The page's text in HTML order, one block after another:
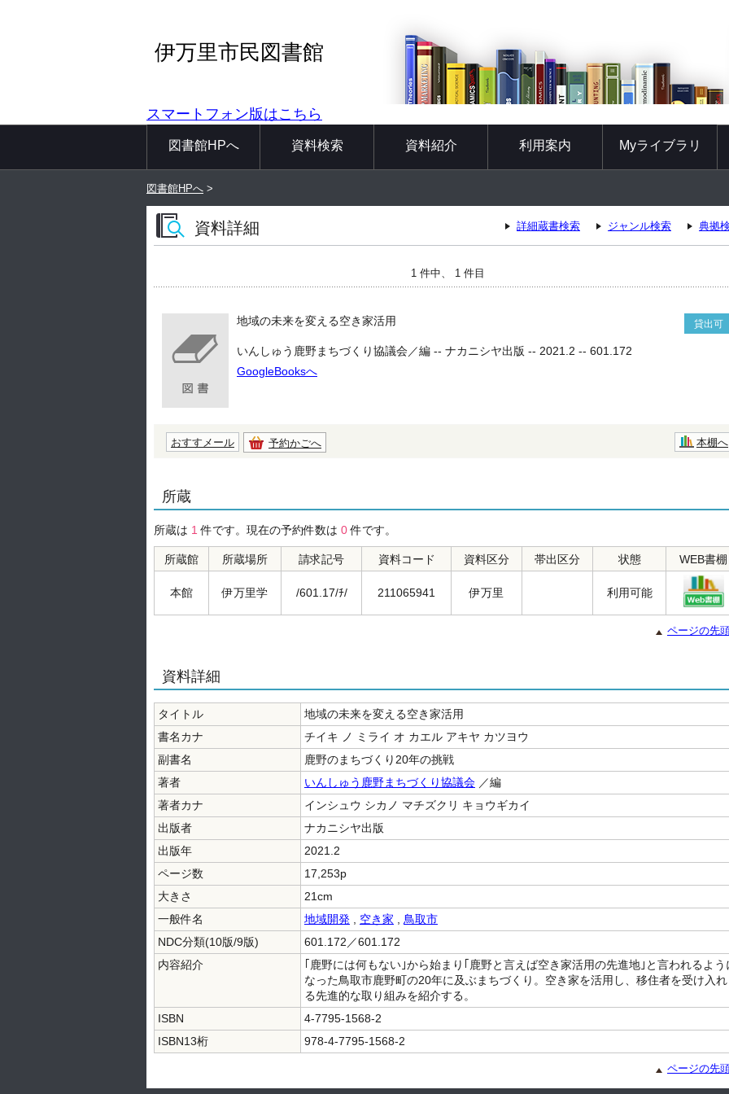
伊万里市民図書館
スマートフォン版はこちら
図書館HPへ 資料検索 資料紹介 利用案内 Myライブラリ
図書館HPへ >
資料詳細 詳細蔵書検索 ジャンル検索 典拠
1 件中、 1 件目
地域の未来を変える空き家活用 貸出可
いんしゅう鹿野まちづくり協議会／編 -- ナカニシヤ出版 -- 2021.2 -- 601.172
GoogleBooksへ
おすすメール 予約かごへ 本棚へ
所蔵
所蔵は 1 件です。現在の予約件数は 0件です。
所蔵館 所蔵場所 請求記号 資料コード 資料区分 帯出区分 状態 WEB書棚
本館 伊万里学 /601.17/ﾁ/ 211065941 伊万里 利用可能
ページの先
資料詳細
タイトル
地域の未来を変える空き家活用
書名カナ
チイキ ノ ミライ オ カエル アキヤ カツヨウ
副書名
鹿野のまちづくり20年の挑戦
著者
いんしゅう鹿野まちづくり協議会 ／編
著者カナ
インシュウ シカノ マチズクリ キョウギカイ
出版者
ナカニシヤ出版
出版年
2021.2
ページ数
17,253p
大きさ
21cm
一般件名
地域開発 空き家
鳥取市
NDC分類(10版/9版)
601.172／601.172
内容紹介
｢鹿野には何もない｣から始まり｢鹿野と言えば空き家活用の先進地｣と言われるよう
なった鳥取市鹿野町の20年に及ぶまちづくり。空き家を活用し、移住者を受け入れ
る先進的な取り組みを紹介する。
ISBN
4-7795-1568-2
ISBN13桁
978-4-7795-1568-2
ページの先